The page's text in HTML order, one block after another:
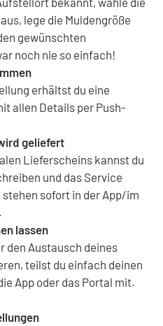
lege die Muldengröße
gewünschten
noch nie so einfach!
erhältst du eine
allen Details per Push-
geliefert
Lieferscheins kannst du
und das Service
sofort in der App/im
lassen
den Austausch deines
teilst du einfach deinen
App oder das Portal mit.